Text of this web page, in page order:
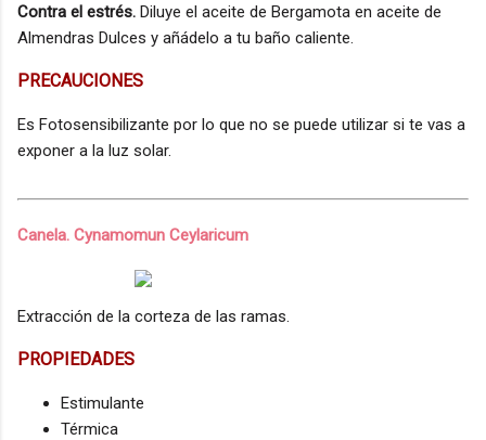
Contra el estrés. Diluye el aceite de Bergamota en aceite de
Almendras Dulces y añádelo a tu baño caliente.
PRECAUCIONES
Es Fotosensibilizante por lo que no se puede utilizar si te vas a
exponer a la luz solar.
Canela. Cynamomun Ceylaricum
Extracción de la corteza de las ramas.
PROPIEDADES
Estimulante
Térmica